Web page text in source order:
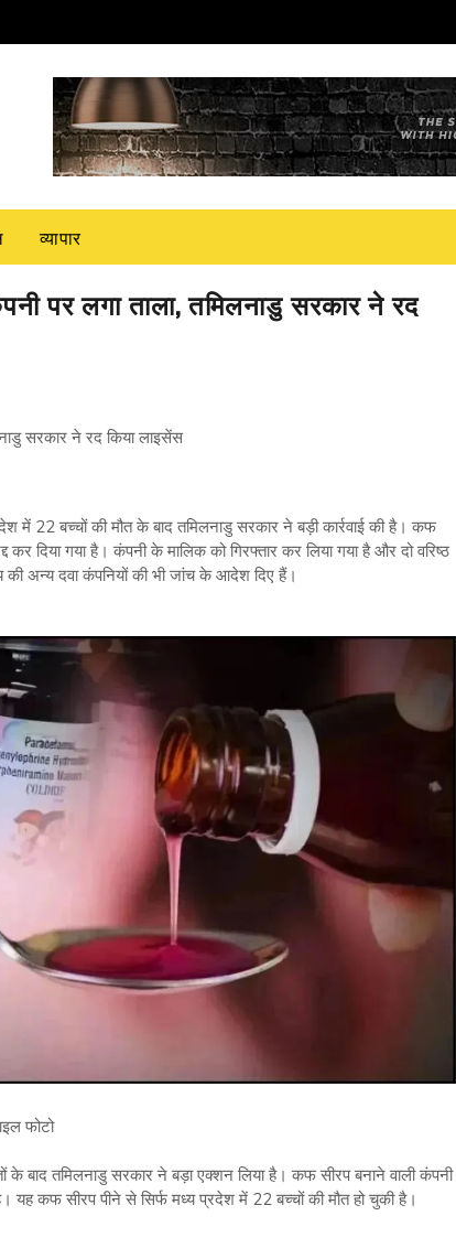
व्यापार
पर लगा ताला, तमिलनाडु सरकार ने रद
सरकार ने रद किया लाइसेंस
22 बच्चों की मौत के बाद तमिलनाडु सरकार ने बड़ी कार्रवाई की है। कफ
कर दिया गया है। कंपनी के मालिक को गिरफ्तार कर लिया गया है और दो वरिष्ठ
की अन्य दवा कंपनियों की भी जांच के आदेश दिए हैं।
फोटो
बाद तमिलनाडु सरकार ने बड़ा एक्शन लिया है। कफ सीरप बनाने वाली कंपनी
यह कफ सीरप पीने से सिर्फ मध्य प्रदेश में 22 बच्चों की मौत हो चुकी है।